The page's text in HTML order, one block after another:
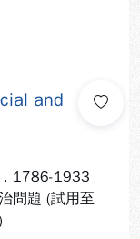
and
1786-1933
問題 (試用至